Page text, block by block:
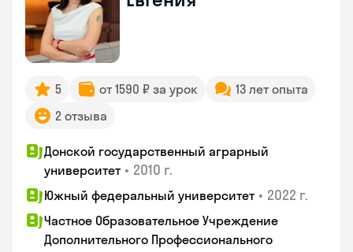
5 от 1590 ₽ за урок
13 лет опыта
2 отзыва
Донской государственный аграрный
университет • 2010 г.
Южный федеральный университет • 2022 г.
Частное Образовательное Учреждение
Дополнительного Профессионального